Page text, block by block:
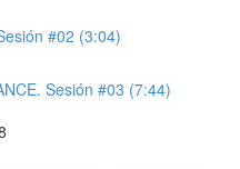
#02 (3:04)
Sesión #03 (7:44)